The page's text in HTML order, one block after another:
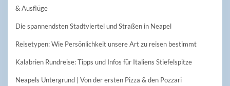
& Ausflüge
Die spannendsten Stadtviertel und Straßen in Neapel
Reisetypen: Wie Persönlichkeit unsere Art zu reisen bestimmt
Kalabrien Rundreise: Tipps und Infos für Italiens Stiefelspitze
Neapels Untergrund | Von der ersten Pizza & den Pozzari